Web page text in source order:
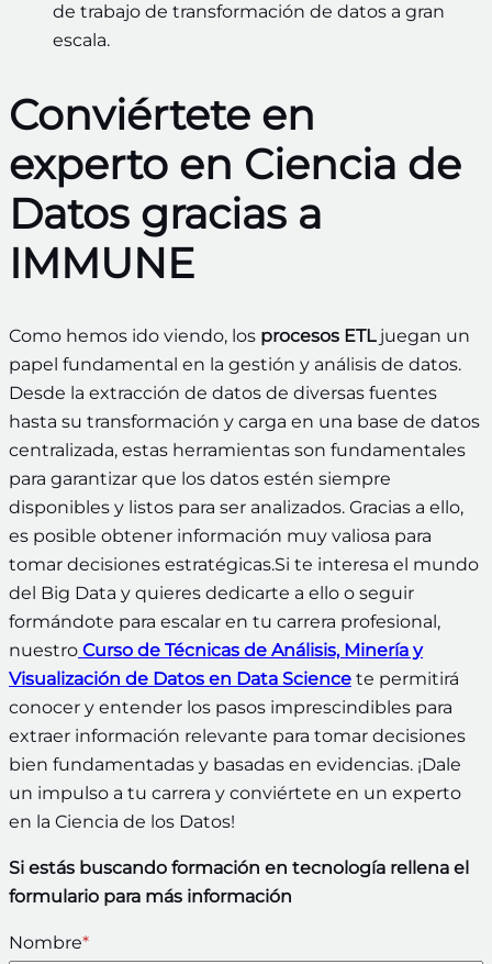
de trabajo de transformación de datos a gran
escala.
Conviértete en
experto en Ciencia de
Datos gracias a
IMMUNE
Como hemos ido viendo, los procesos ETLjuegan un
papel fundamental en la gestión y análisis de datos.
Desde la extracción de datos de diversas fuentes
hasta su transformación y carga en una base de datos
centralizada, estas herramientas son fundamentales
para garantizar que los datos estén siempre
disponibles y listos para ser analizados. Gracias a ello,
es posible obtener información muy valiosa para
tomar decisiones estratégicas.Si te interesa el mundo
del Big Data y quieres dedicarte a ello o seguir
formándote para escalar en tu carrera profesional,
nuestro Curso de Técnicas de Análisis, Minería y
Visualización de Datos en Data Science te permitirá
conocer y entender los pasos imprescindibles para
extraer información relevante para tomar decisiones
bien fundamentadas y basadas en evidencias. ¡Dale
un impulso a tu carrera y conviértete en un experto
en la Ciencia de los Datos!
Si estás buscando formación en tecnología rellena el
formulario para más información
Nombre*